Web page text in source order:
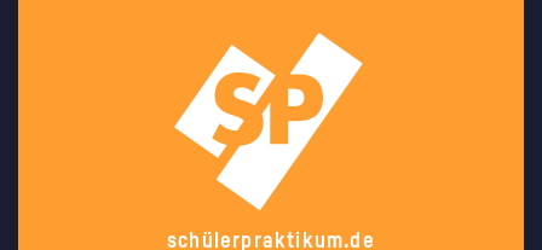
schülerpraktikum.de